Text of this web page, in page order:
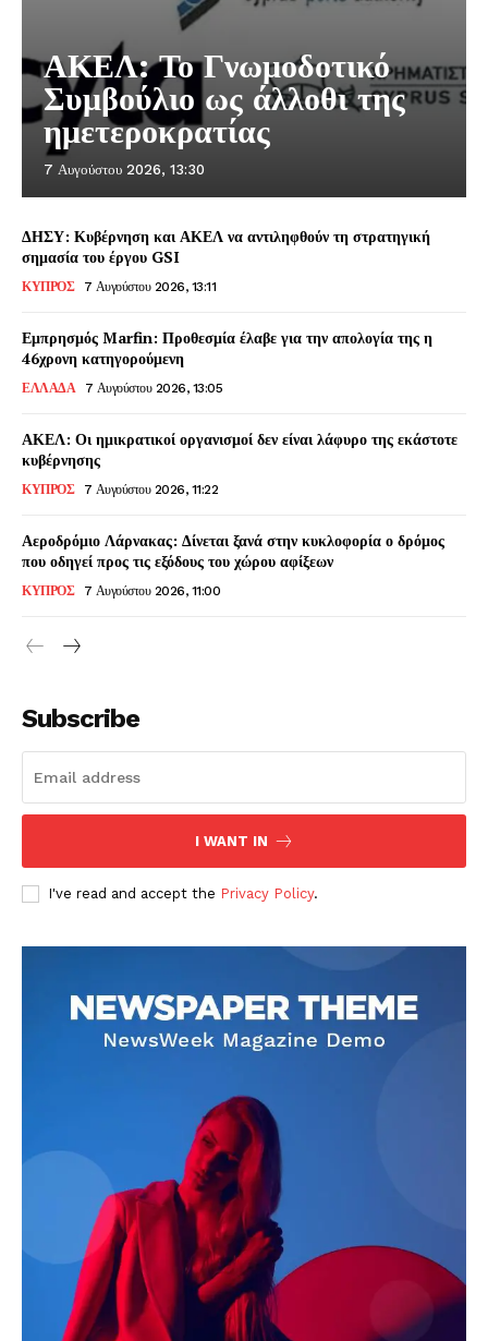
ΑΚΕΛ: Το Γνωμοδοτικό
Συμβούλιο ως άλλοθι της
ημετεροκρατίας
7 Αυγούστου 2026, 13:30
ΔΗΣΥ: Κυβέρνηση και ΑΚΕΛ να αντιληφθούν τη στρατηγική
σημασία του έργου GSI
ΚΥΠΡΟΣ 7 Αυγούστου 2026, 13:11
Εμπρησμός Marfin: Προθεσμία έλαβε για την απολογία της η
46χρονη κατηγορούμενη
ΕΛΛΑΔΑ 7 Αυγούστου 2026, 13:05
ΑΚΕΛ: Οι ημικρατικοί οργανισμοί δεν είναι λάφυρο της εκάστοτε
κυβέρνησης
ΚΥΠΡΟΣ 7 Αυγούστου 2026, 11:22
Αεροδρόμιο Λάρνακας: Δίνεται ξανά στην κυκλοφορία ο δρόμος
που οδηγεί προς τις εξόδους του χώρου αφίξεων
ΚΥΠΡΟΣ 7 Αυγούστου 2026, 11:00
Subscribe
I WANT IN
I've read and accept the Privacy Policy.